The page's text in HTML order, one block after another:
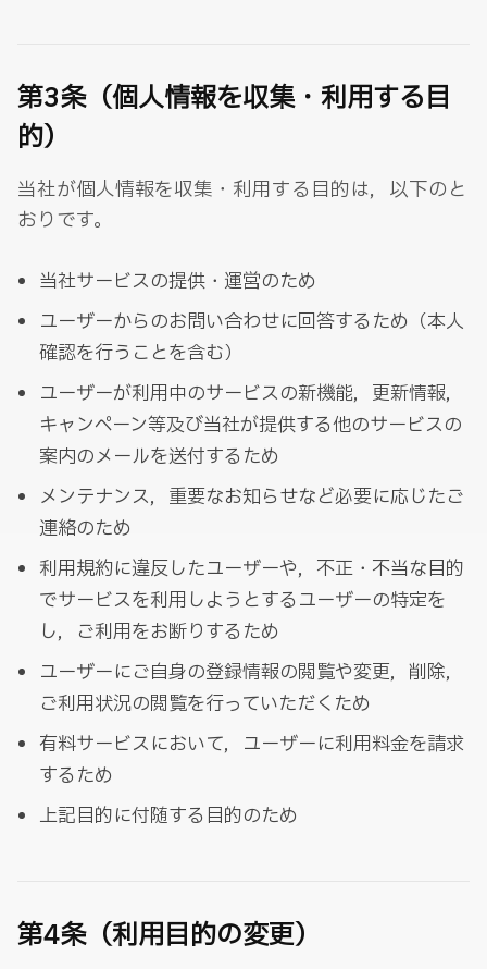
第3条（個人情報を収集・利用する目
的）
当社が個人情報を収集・利用する目的は，以下のと
おりです。
当社サービスの提供・運営のため
ユーザーからのお問い合わせに回答するため（本人
確認を行うことを含む）
ユーザーが利用中のサービスの新機能，更新情報，
キャンペーン等及び当社が提供する他のサービスの
案内のメールを送付するため
メンテナンス，重要なお知らせなど必要に応じたご
連絡のため
利用規約に違反したユーザーや，不正・不当な目的
でサービスを利用しようとするユーザーの特定を
し，ご利用をお断りするため
ユーザーにご自身の登録情報の閲覧や変更，削除，
ご利用状況の閲覧を行っていただくため
有料サービスにおいて，ユーザーに利用料金を請求
するため
上記目的に付随する目的のため
第4条（利用目的の変更）